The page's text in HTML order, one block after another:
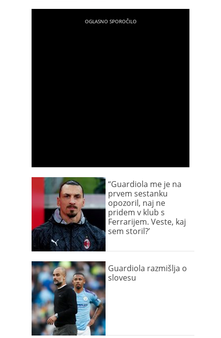
“Guardiola me je na
prvem sestanku
opozoril, naj ne
pridem v klub s
Ferrarijem. Veste, kaj
sem storil?’
Guardiola razmišlja o
slovesu